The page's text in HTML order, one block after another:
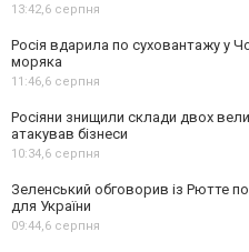
13:42,6 серпня
Росія вдарила по суховантажу у
моряка
11:46,6 серпня
Росіяни знищили склади двох
атакував бізнеси
10:34,6 серпня
Зеленський обговорив із Рютте
для України
09:44,6 серпня